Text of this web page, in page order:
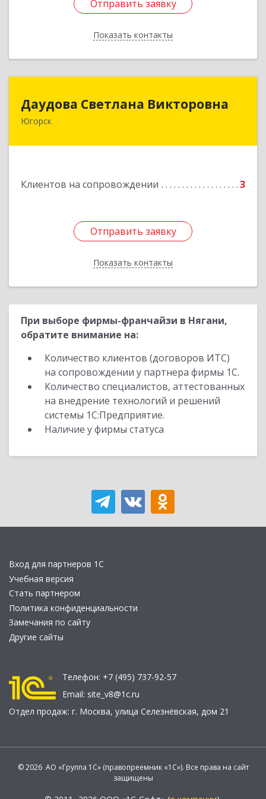
Отправить заявку
Показать контакты
Отправить заявку
Назад
Даудова Светлана Викторовна
Югорск
Клиентов на сопровождении 3
Отправить заявку
Показать контакты
Отправить заявку
Назад
При выборе фирмы-франчайзи в Нягани,
обратите внимание на:
Количество клиентов (договоров ИТС)
на сопровождении у партнера фирмы 1С.
Количество специалистов, аттестованных
на внедрение технологий и решений
системы 1С:Предприятие.
Наличие у фирмы статуса
Вход для партнеров 1С
Учебная версия
Стать партнером
Политика конфиденциальности
Замечания по сайту
Другие сайты
Телефон: +7 (495) 737-92-57
Email: site_v8@1c.ru
Отдел продаж: г. Москва, улица Селезнёвская, дом 21
© 2026 АО «Группа 1С» (правопреемник «1С»). Все права на сайт
защищены